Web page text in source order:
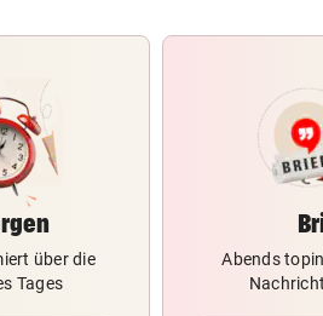
über die
Tages
Abends